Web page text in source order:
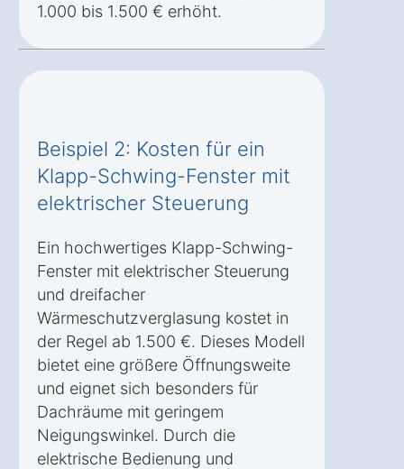
1.000 bis 1.500 € erhöht.
Beispiel 2: Kosten für ein
Klapp-Schwing-Fenster mit
elektrischer Steuerung
Ein hochwertiges Klapp-Schwing-
Fenster mit elektrischer Steuerung
und dreifacher
Wärmeschutzverglasung kostet in
der Regel ab 1.500 €. Dieses Modell
bietet eine größere Öffnungsweite
und eignet sich besonders für
Dachräume mit geringem
Neigungswinkel. Durch die
elektrische Bedienung und